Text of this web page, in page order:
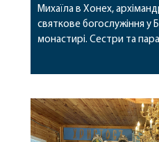
Михаїла в Хонех,
святкове богослужіння у
монастирі. Сестри та
відзначали першу
ігуменя Браїлівської
Перед літургією читався
Пресвятої […]